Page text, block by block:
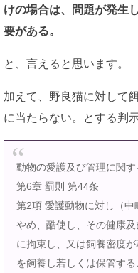
けの場合は、問題が発生
要がある。
と、言えると思います。
加えて、野良猫に対して
に当たらない。とする判示
動物の愛護及び管理に関
第6章 罰則 第44条
第2項 愛護動物に対し（
やめ、酷使し、その健康
に拘束し、又は飼養密度
を飼養し若しくは保管す